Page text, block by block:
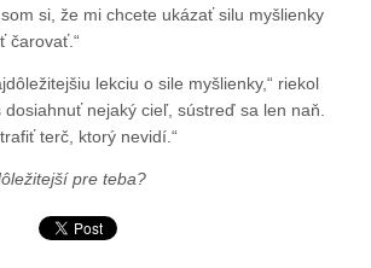
si, že mi chcete ukázať silu myšlienky
čarovať.“
lekciu o sile myšlienky,“ riekol
dosiahnuť nejaký cieľ, sústreď sa len naň.
terč, ktorý nevidí.“
pre teba?